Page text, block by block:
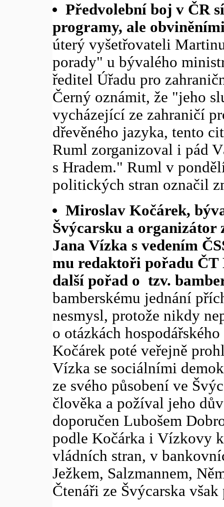
Předvolební boj v ČR
programy, ale
úterý vyšetřovateli
porady" u bývalého
ředitel Úřadu pro
Černý oznámit, že "jeho
vycházející ze zahraničí
dřevěného jazyka, tento
Ruml zorganizoval i pád
s Hradem." Ruml v
politických stran označil
Miroslav Kočárek,
Švýcarsku a organizátor
Jana Vízka s vedením
mu redaktoři pořadu
další pořad o tzv.
bamberskému jednání
nesmysl, protože nikdy
o otázkách
Kočárek poté veřejně
Vízka se sociálními
ze svého působení ve
člověka a požíval jeho
doporučen Lubošem
podle Kočárka i Vízkovy
vládních stran, v
Ježkem, Salzmannem,
Čtenáři ze Švýcarska